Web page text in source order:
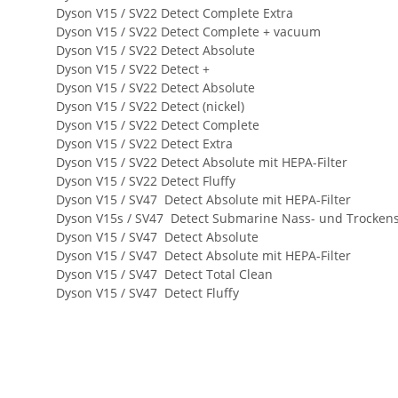
Dyson V15 / SV22 Detect Complete Extra
Dyson V15 / SV22 Detect Complete + vacuum
Dyson V15 / SV22 Detect Absolute
Dyson V15 / SV22 Detect +
Dyson V15 / SV22 Detect Absolute
Dyson V15 / SV22 Detect (nickel)
Dyson V15 / SV22 Detect Complete
Dyson V15 / SV22 Detect Extra
Dyson V15 / SV22 Detect Absolute mit HEPA-Filter
Dyson V15 / SV22 Detect Fluffy
Dyson V15 / SV47 Detect Absolute mit HEPA-Filter
Dyson V15s / SV47 Detect Submarine Nass- und
Dyson V15 / SV47 Detect Absolute
Dyson V15 / SV47 Detect Absolute mit HEPA-Filter
Dyson V15 / SV47 Detect Total Clean
Dyson V15 / SV47 Detect Fluffy